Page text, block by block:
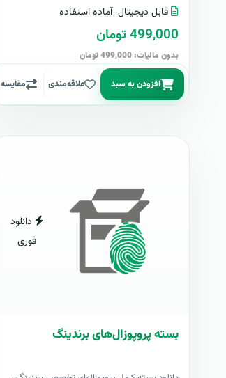
فایل دیجیتال آماده استفاده
499,000 تومان
بدون مالیات: 499,000 تومان
افزودن به سبد علاقه‌مندی مقایسه
دانلود
فوری
بسته پروپوزال‌های برندینگ